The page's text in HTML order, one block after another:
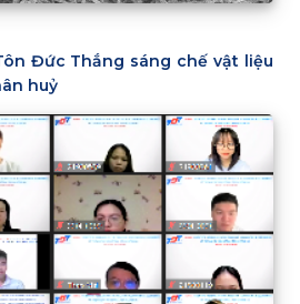
Đức Thắng sáng chế vật liệu
huỷ